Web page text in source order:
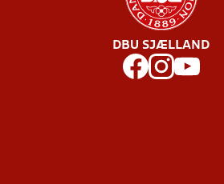
DBU SJÆLLAND